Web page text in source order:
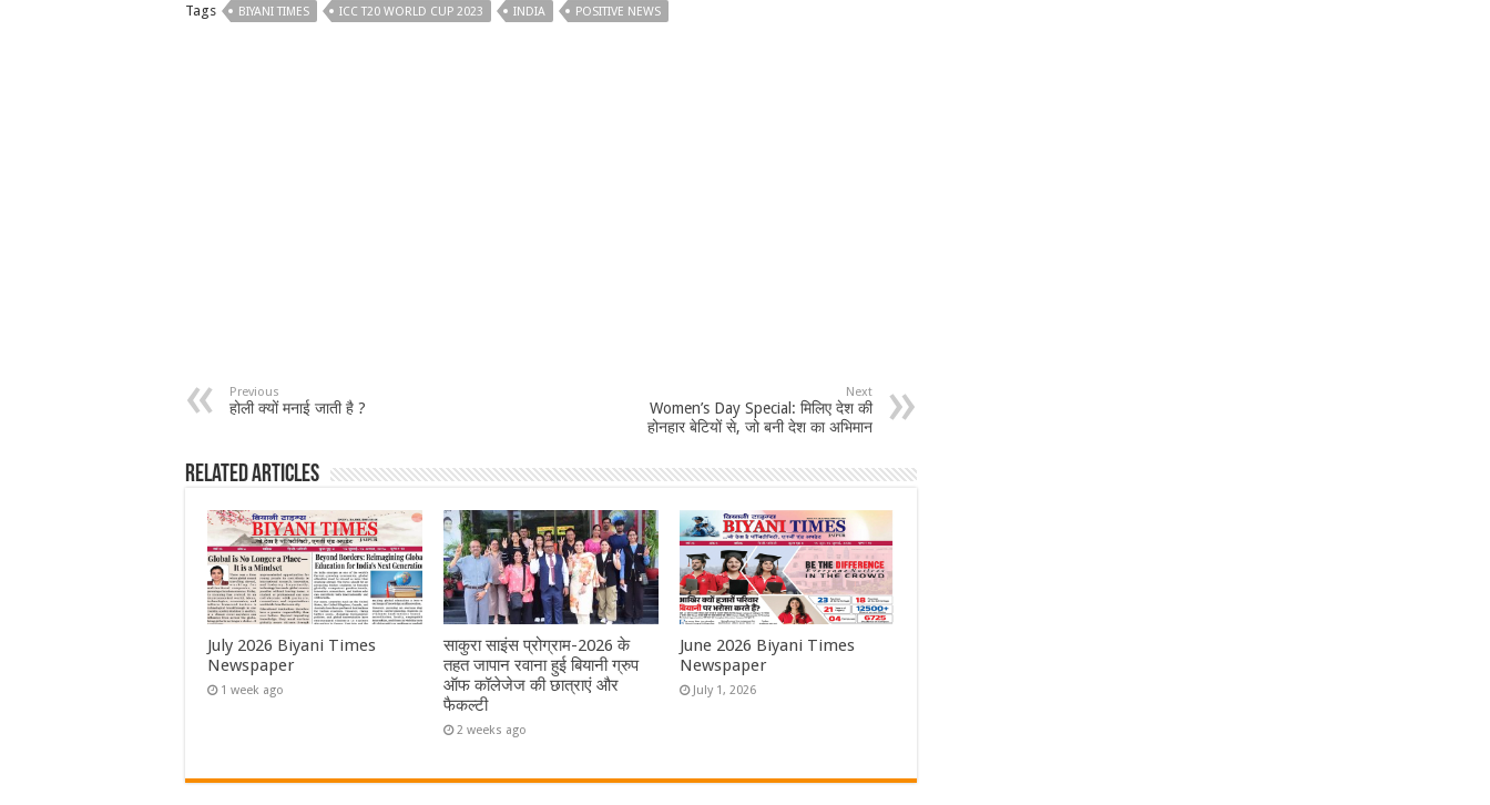
Tags BIYANI TIMES ICC T20 WORLD CUP 2023 INDIA POSITIVE NEWS
Previous
होली क्यों मनाई जाती है ?
Next
Women’s Day Special: मिलिए देश की
होनहार बेटियों से, जो बनी देश का अभिमान
Related Articles
July 2026 Biyani Times
Newspaper
1 week ago
साकुरा साइंस प्रोग्राम-2026 के
तहत जापान रवाना हुई बियानी ग्रुप
ऑफ कॉलेजेज की छात्राएं और
फैकल्टी
2 weeks ago
June 2026 Biyani Times
Newspaper
July 1, 2026